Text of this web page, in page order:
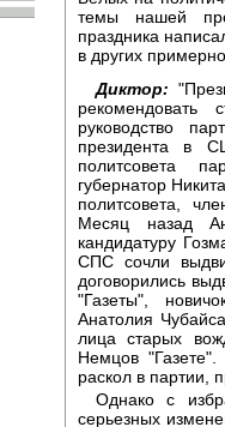
темы нашей
праздника
в других
Диктор:
руководство
президента в
политсовета
губернатор
политсовета,
Месяц назад
кандидатуру
СПС сочли
договорились
"Газеты",
Анатолия
лица старых
Немцов
раскол в партии,
Однако с
серьезных